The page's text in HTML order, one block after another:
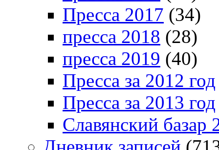
Пресса 2017 (34)
пресса 2018 (28)
пресса 2019 (40)
Пресса за 2012 год
Пресса за 2013 год
Славянский базар